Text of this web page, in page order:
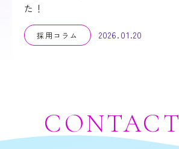
た！
採用コラム 2026.01.20
CONTACT